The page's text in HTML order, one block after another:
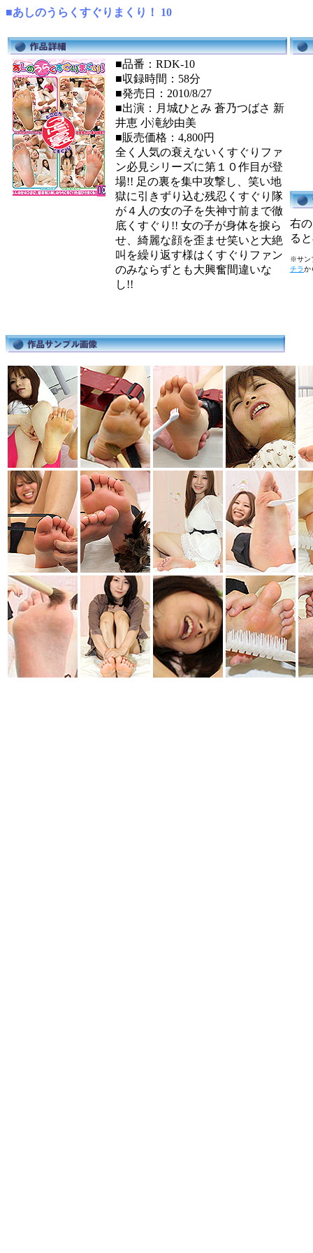
■あしのうらくすぐりまくり！ 10
■品番：RDK-10
■収録時間：58分
■発売日：2010/8/27
■出演：月城ひとみ 蒼乃つばさ 新
井恵 小滝紗由美
■販売価格：4,800円
全く人気の衰えないくすぐりファ
ン必見シリーズに第１０作目が登
場!! 足の裏を集中攻撃し、笑い地
獄に引きずり込む残忍くすぐり隊
が４人の女の子を失神寸前まで徹
底くすぐり!! 女の子が身体を捩ら
せ、綺麗な顔を歪ませ笑いと大絶
叫を繰り返す様はくすぐりファン
のみならずとも大興奮間違いな
し!!
右
る
※サン
チラか